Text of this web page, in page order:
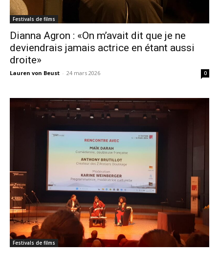
Festivals de films
Dianna Agron : «On m’avait dit que je ne
deviendrais jamais actrice en étant aussi
droite»
Lauren von Beust - 24 mars 2026 0
Festivals de films